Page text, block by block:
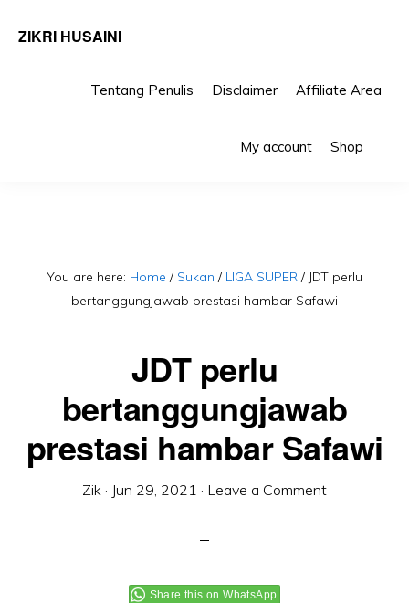
ZIKRI HUSAINI
Tentang Penulis Disclaimer Affiliate Area
My account Shop
You are here: Home / Sukan / LIGA SUPER / JDT perlu
bertanggungjawab prestasi hambar Safawi
JDT perlu
bertanggungjawab
prestasi hambar Safawi
Zik · Jun 29, 2021 · Leave a Comment
Share this on WhatsApp